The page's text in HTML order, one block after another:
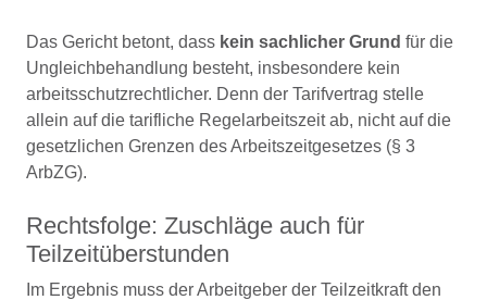
Das Gericht betont, dass kein sachlicher Grund für die
Ungleichbehandlung besteht, insbesondere kein
arbeitsschutzrechtlicher. Denn der Tarifvertrag stelle
allein auf die tarifliche Regelarbeitszeit ab, nicht auf die
gesetzlichen Grenzen des Arbeitszeitgesetzes (§ 3
ArbZG).
Rechtsfolge: Zuschläge auch für
Teilzeitüberstunden
Im Ergebnis muss der Arbeitgeber der Teilzeitkraft den